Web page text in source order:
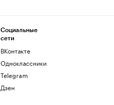
Социальные
сети
ВКонтакте
Одноклассники
Telegram
Дзен